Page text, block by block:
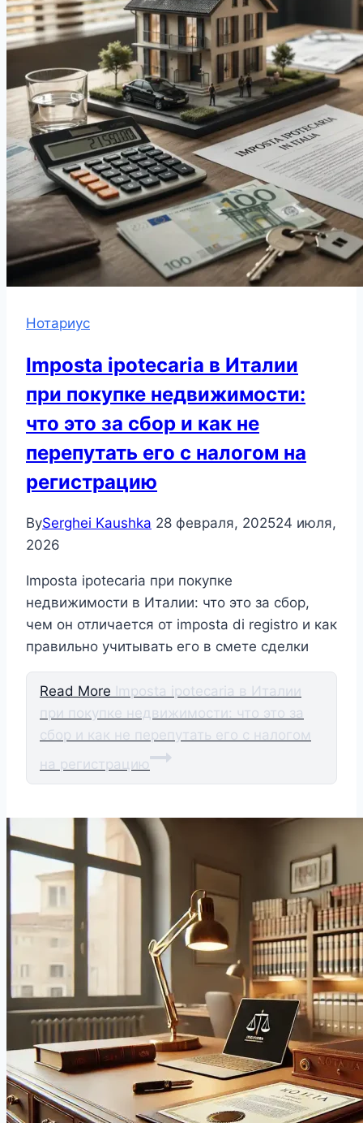
Нотариус
Imposta ipotecaria в Италии
при покупке недвижимости:
что это за сбор и как не
перепутать его с налогом на
регистрацию
BySerghei Kaushka 28 февраля, 202524 июля,
2026
Imposta ipotecaria при покупке
недвижимости в Италии: что это за сбор,
чем он отличается от imposta di registro и как
правильно учитывать его в смете сделки
Read More Imposta ipotecaria в Италии
при покупке недвижимости: что это за
сбор и как не перепутать его с налогом
на регистрацию